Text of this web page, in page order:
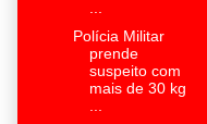
Polícia Militar
prende
suspeito com
mais de 30 kg
...